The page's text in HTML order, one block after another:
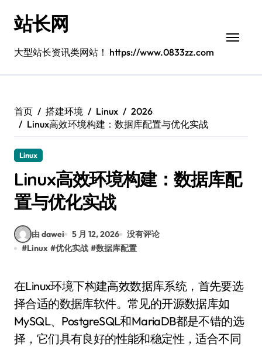
站长网
大型站长资讯类网站！ https://www.0833zz.com
首页 搭建环境 Linux
2026
Linux高效环境构建：数据库配置与优化实战
Linux
Linux高效环境构建：数据库配
置与优化实战
由 dawei 5 月 12, 2026
没有评论
#Linux #优化实战 #数据库配置
在Linux环境下构建高效数据库系统，首先要选
择合适的数据库软件。常见的开源数据库如
MySQL、PostgreSQL和MariaDB都是不错的选
择，它们具有良好的性能和稳定性，适合不同